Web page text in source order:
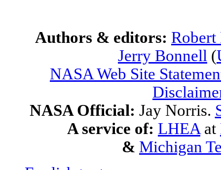
Authors & editors:
Jerry Bonnell (
NASA Web Site
NASA Official: Jay Norris.
A service of: LHEA at
& Michigan